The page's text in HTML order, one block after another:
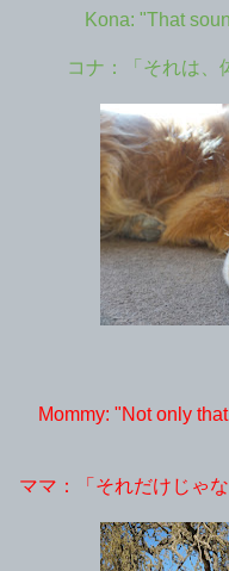
Kona: "That
コナ：「それは、
Mommy: "Not only
ママ：「それだけじゃ